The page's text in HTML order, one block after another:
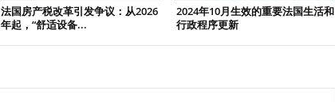
法国房产税改革引发争议：从2026
年起，“舒适设备...
2024年10月生效的重要法国生活和
行政程序更新